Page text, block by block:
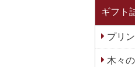
ギフト
プリ
木々